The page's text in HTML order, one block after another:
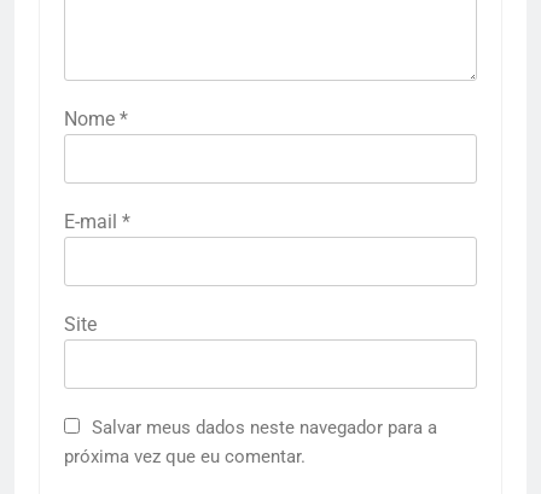
Nome *
E-mail *
Site
Salvar meus dados neste navegador para a
próxima vez que eu comentar.